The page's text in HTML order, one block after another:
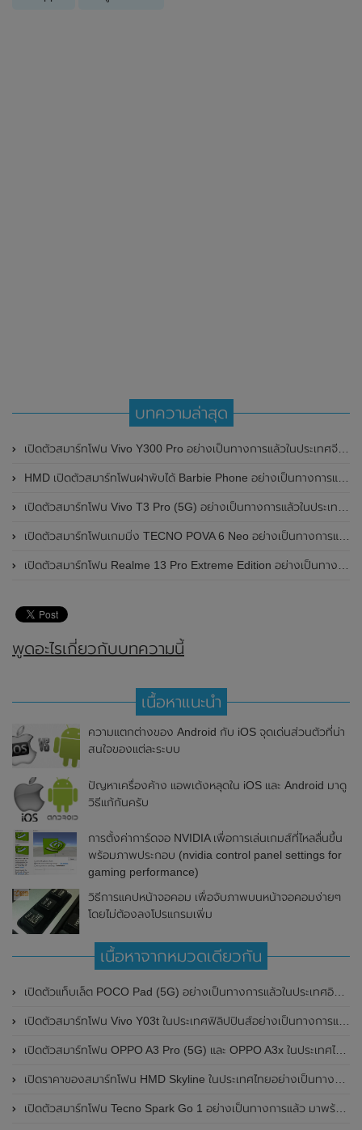
บทความล่าสุด
เปิดตัวสมาร์ทโฟน Vivo Y300 Pro อย่างเป็นทางการแล้วในประเทศจีน มาพร้อมดีไซน์พรีเมี่ยม ทนทาน และแบตเตอรี่สุดอึดขนาดใหญ่ 6,500mAh พร้อมรองรับการชาร์จไว 80W
HMD เปิดตัวสมาร์ทโฟนฝาพับได้ Barbie Phone อย่างเป็นทางการแล้ว มาพร้อมธีมสีชมพูสดใส
เปิดตัวสมาร์ทโฟน Vivo T3 Pro (5G) อย่างเป็นทางการแล้วในประเทศอินเดีย
เปิดตัวสมาร์ทโฟนเกมมิ่ง TECNO POVA 6 Neo อย่างเป็นทางการแล้วในประเทศไทย ในราคา 8,499 บาท
เปิดตัวสมาร์ทโฟน Realme 13 Pro Extreme Edition อย่างเป็นทางการแล้วในประเทศจีน
พูดอะไรเกี่ยวกับบทความนี้
เนื้อหาแนะนำ
ความแตกต่างของ Android กับ iOS จุดเด่นส่วนตัวที่น่า
สนใจของแต่ละระบบ
ปัญหาเครื่องค้าง แอพเด้งหลุดใน iOS และ Android มาดู
วิธีแก้กันครับ
การตั้งค่าการ์ดจอ NVIDIA เพื่อการเล่นเกมส์ที่ไหลลื่นขึ้น
พร้อมภาพประกอบ (nvidia control panel settings for
gaming performance)
วิธีการแคปหน้าจอคอม เพื่อจับภาพบนหน้าจอคอมง่ายๆ
โดยไม่ต้องลงโปรแกรมเพิ่ม
เนื้อหาจากหมวดเดียวกัน
เปิดตัวแท็บเล็ต POCO Pad (5G) อย่างเป็นทางการแล้วในประเทศอินเดีย มาพร้อมชิปเซ็ต Snapdragon 7s Gen 2 ของ Qualcomm และรองรับเครือข่าย 5G
เปิดตัวสมาร์ทโฟน Vivo Y03t ในประเทศฟิลิปปินส์อย่างเป็นทางการแล้ว มาพร้อมชิปเซ็ต Unisoc T612 , กล้องหลัง ความละเอียด 13MP , แบตเตอรี่ 5,000mAh และหน้าจอแสดงผล LCD / 90Hz
เปิดตัวสมาร์ทโฟน OPPO A3 Pro (5G) และ OPPO A3x ในประเทศไทยอย่างเป็นทางการแล้ว ในราคาเริ่มต้นเพียง 3,999 บาท
เปิดราคาของสมาร์ทโฟน HMD Skyline ในประเทศไทยอย่างเป็นทางการแล้ว ราคา 14,990 บาท
เปิดตัวสมาร์ทโฟน Tecno Spark Go 1 อย่างเป็นทางการแล้ว มาพร้อมหน้าจอแสดงผล LCD / 120Hz , แบตเตอรี่ 5,000mAh และใช้ชิปเซ็ต Unisoc